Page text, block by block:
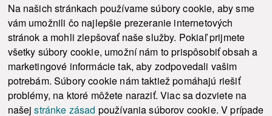
Na našich stránkach používame súbory cookie, aby sme
vám umožnili čo najlepšie prezeranie internetových
stránok a mohli zlepšovať naše služby. Pokiaľ prijmete
všetky súbory cookie, umožní nám to prispôsobiť obsah a
marketingové informácie tak, aby zodpovedali vašim
potrebám. Súbory cookie nám taktiež pomáhajú riešiť
problémy, na ktoré môžete naraziť. Viac sa dozviete na
našejstránke zásad používania súborov cookie. V prípade
Odoslať